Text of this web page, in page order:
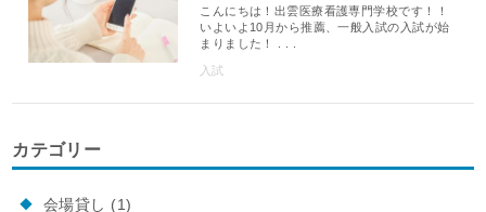
こんにちは！出雲医療看護専門学校です！！
いよいよ10月から推薦、一般入試の入試が始
まりました！ . . .
入試
カテゴリー
会場貸し (1)